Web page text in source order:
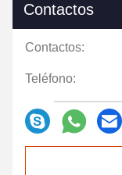
Contactos
Contactos:
Teléfono: